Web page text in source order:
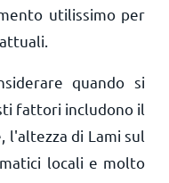
utilissimo per
quando si
fattori includono il
l'altezza di Lami sul
locali e molto